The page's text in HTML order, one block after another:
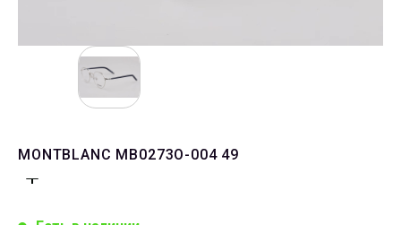
MONTBLANC MB0273O-004 49